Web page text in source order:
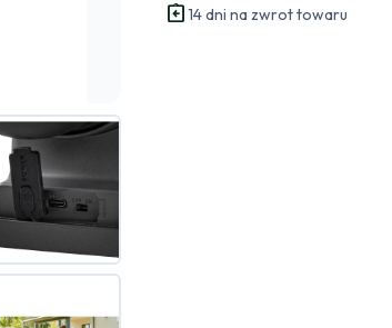
assignment_return14 dni na zwrot towaru